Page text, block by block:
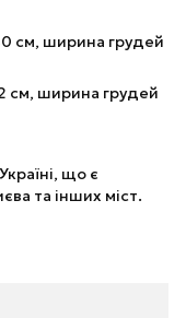
см, ширина грудей
см, ширина грудей
що є
та інших міст.